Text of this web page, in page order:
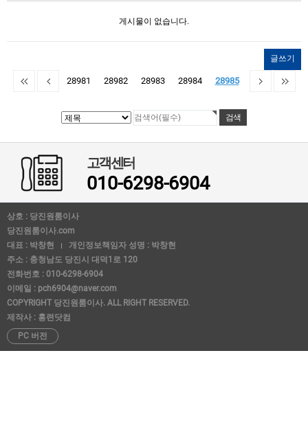
게시물이 없습니다.
글쓰기
28981 28982 28983 28984 28985
고객센터
010-6298-6904
상호 : 당진원룸이사
당진원룸이사.com
대표 : 박창현
개인정보책임자 성명 : 박창현
주소 : 충청남도 당진시 대덕1로 120
전화번호 : 010-6298-6904
이메일 : pch6904@naver.com
COPYRIGHT 당진원룸이사. ALL RIGHT RESERVED.
제작사 : 홍련닷컴
PC 버전